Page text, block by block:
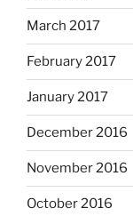
March 2017
February 2017
January 2017
December 2016
November 2016
October 2016